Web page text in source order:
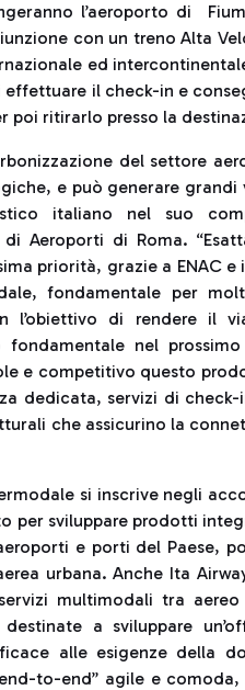
l’aeroporto di
con un treno Alta
ed
il check-in e
poi ritirarlo presso la
del settore
e può generare
italiano nel suo
Aeroporti di Roma.
priorità, grazie a ENAC
fondamentale per
l’obiettivo di rendere il
fondamentale nel
e competitivo questo
dedicata, servizi di
che assicurino la
si inscrive negli
per sviluppare prodotti
e porti del Paese,
urbana. Anche Ita
multimodali tra
a sviluppare
alle esigenze della
to-end” agile e